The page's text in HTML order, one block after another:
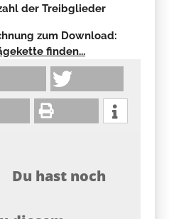
der Treibglieder
zum Download:
finden...
Du hast noch